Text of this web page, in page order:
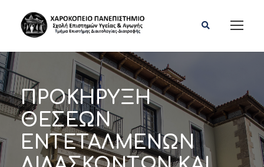
ΠΡΟΚΗΡΥΞΗ
ΘΕΣΕΩΝ
ΕΝΤΕΤΑΛΜΕΝΩΝ